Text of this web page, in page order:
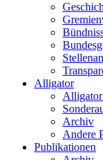
Alligator
Alligator
Archiv
Andere
Publikationen